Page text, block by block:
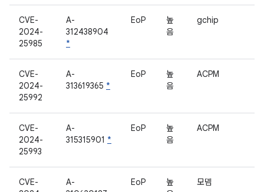
CVE-
2024-
25985
A-
312438904
*
EoP
높
음
gchip
CVE-
2024-
25992
A-
313619365 *
EoP
높
음
ACPM
CVE-
2024-
25993
A-
315315901 *
EoP
높
음
ACPM
CVE-
A-
EoP
높
모뎀